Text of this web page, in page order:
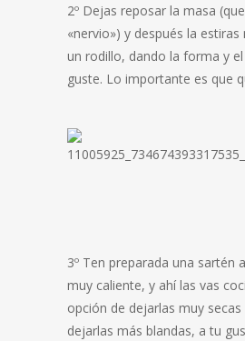
2º Dejas reposar la masa
«nervio») y después la estiras
un rodillo, dando la forma y
guste. Lo importante es que
3º Ten preparada una sartén
muy caliente, y ahí las vas
opción de dejarlas muy
dejarlas más blandas, a tu